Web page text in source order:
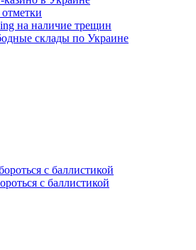
на наличие трещин
склады по Украине
с баллистикой